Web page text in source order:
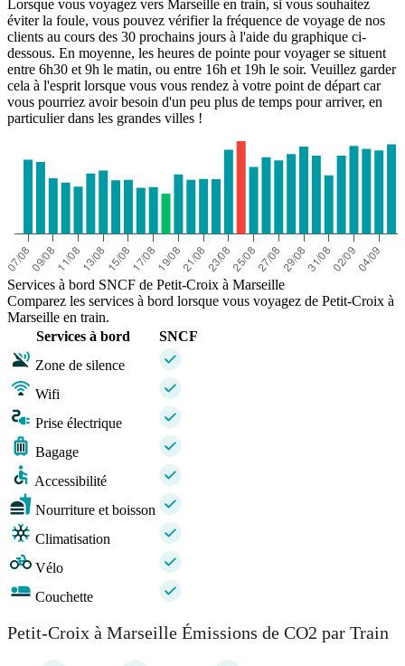
Marseille
Lorsque vous voyagez vers Marseille en train, si vous souhaitez
éviter la foule, vous pouvez vérifier la fréquence de voyage de nos
clients au cours des 30 prochains jours à l'aide du graphique ci-
dessous. En moyenne, les heures de pointe pour voyager se situent
entre 6h30 et 9h le matin, ou entre 16h et 19h le soir. Veuillez garder
cela à l'esprit lorsque vous vous rendez à votre point de départ car
vous pourriez avoir besoin d'un peu plus de temps pour arriver, en
particulier dans les grandes villes !
Services à bord SNCF de Petit-Croix à Marseille
Comparez les services à bord lorsque vous voyagez de Petit-Croix à
Marseille en train.
Services à bord
SNCF
Zone de silence
Wifi
Prise électrique
Bagage
Accessibilité
Nourriture et boisson
Climatisation
Vélo
Couchette
Petit-Croix à Marseille Émissions de CO2 par Train